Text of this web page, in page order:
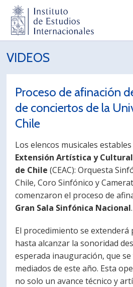
EXTENSIÓN
PORTUGUÊS
Postulantes
Estudiantes
VIDEOS
Proceso de afinación
de conciertos de la
Chile
Los elencos musicales estables
Extensión Artística y
de Chile (CEAC): Orquesta
Chile, Coro Sinfónico y
comenzaron el proceso de
Gran Sala Sinfónica Nacional.
El procedimiento se extenderá
hasta alcanzar la sonoridad
esperada inauguración, que
mediados de este año. Esta
no solo un avance técnico y